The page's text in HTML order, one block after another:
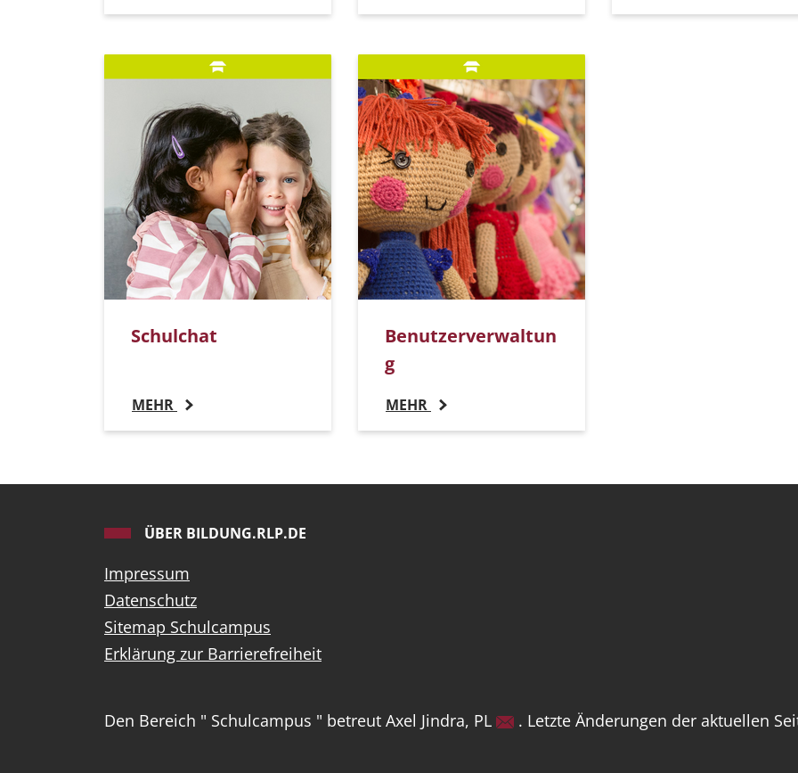
Schulchat
MEHR
Benutzerverwaltun
g
MEHR
ÜBER BILDUNG.RLP.DE
Impressum
Datenschutz
Sitemap Schulcampus
Erklärung zur Barrierefreiheit
Den Bereich " Schulcampus " betreut Axel Jindra, PL . Letzte Änderungen der aktuellen